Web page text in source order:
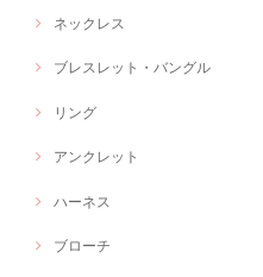
ネックレス
ブレスレット・バングル
リング
アンクレット
ハーネス
ブローチ